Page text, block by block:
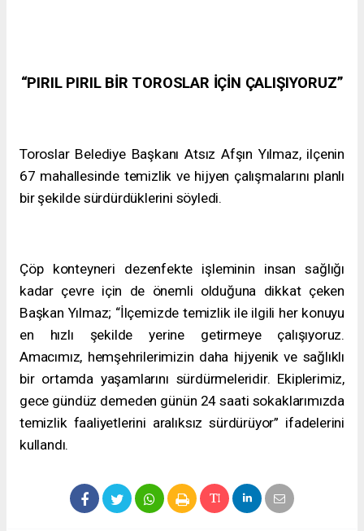
“PIRIL PIRIL BİR TOROSLAR İÇİN ÇALIŞIYORUZ”
Toroslar Belediye Başkanı Atsız Afşın Yılmaz, ilçenin
67 mahallesinde temizlik ve hijyen çalışmalarını planlı
bir şekilde sürdürdüklerini söyledi.
Çöp konteyneri dezenfekte işleminin insan sağlığı
kadar çevre için de önemli olduğuna dikkat çeken
Başkan Yılmaz; “İlçemizde temizlik ile ilgili her konuyu
en hızlı şekilde yerine getirmeye çalışıyoruz.
Amacımız, hemşehrilerimizin daha hijyenik ve sağlıklı
bir ortamda yaşamlarını sürdürmeleridir. Ekiplerimiz,
gece gündüz demeden günün 24 saati sokaklarımızda
temizlik faaliyetlerini aralıksız sürdürüyor” ifadelerini
kullandı.